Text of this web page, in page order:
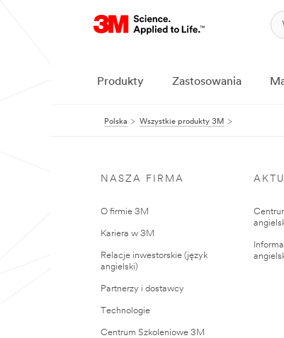
Produkty Zastosowania
Polska Wszystkie produkty 3M
NASZA FIRMA
O firmie 3M
Kariera w 3M
Relacje inwestorskie (język
angielski)
Partnerzy i dostawcy
Technologie
Centrum Szkoleniowe 3M